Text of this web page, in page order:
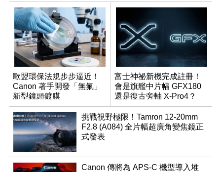
歐盟環保法規步步逼近！
Canon 著手開發「無氟」
新型鏡頭鍍膜
富士神祕新機完成註冊！
會是旗艦中片幅 GFX180
還是復古旁軸 X-Pro4？
挑戰視野極限！Tamron 12-20mm
F2.8 (A084) 全片幅超廣角變焦鏡正
式發表
Canon 傳將為 APS-C 機型導入堆